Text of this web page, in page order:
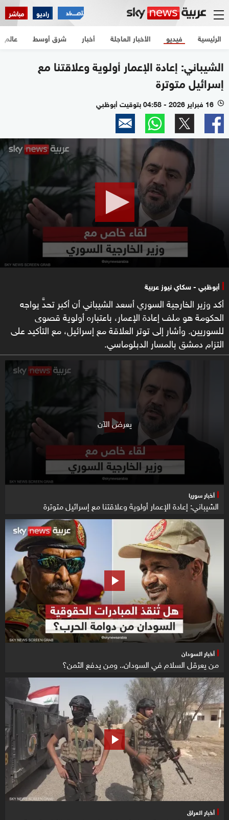
راديو مباشر
الرئيسية الأخبار العاجلة أخبار شرق أوسط عالم فيديو
الشيباني: إعادة الإعمار أولوية وعلاقتنا مع
إسرائيل متوترة
l 16 فبراير 2026 - 04:58 بتوقيت أبوظبي
seconds
of
15
seconds
أبوظبي - سكاي نيوز عربية
أكد وزير الخارجية السوري أسعد الشيباني أن أكبر تحدٍّ يواجه
الحكومة هو ملف إعادة الإعمار، باعتباره أولوية قصوى
للسوريين. وأشار إلى توتر العلاقة مع إسرائيل، مع التأكيد على
التزام دمشق بالمسار الدبلوماسي.
يعرض الآن
أخبار سوريا
الشيباني: إعادة الإعمار أولوية وعلاقتنا مع إسرائيل متوترة
أخبار السودان
من يعرقل السلام في السودان.. ومن يدفع الثمن؟
أخبار العراق